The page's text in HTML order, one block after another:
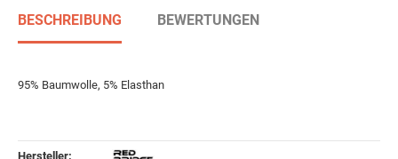
BESCHREIBUNG BEWERTUNGEN
95% Baumwolle, 5% Elasthan
Hersteller: